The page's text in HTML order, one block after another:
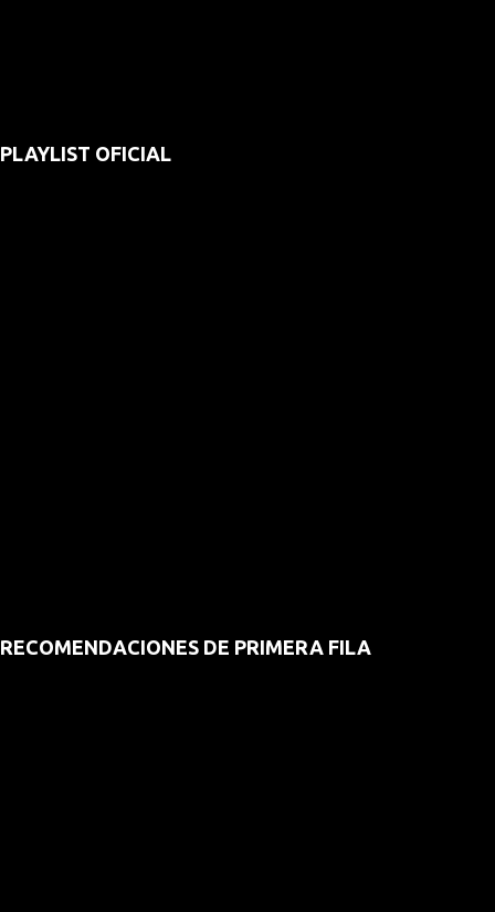
PLAYLIST OFICIAL
RECOMENDACIONES DE PRIMERA FILA